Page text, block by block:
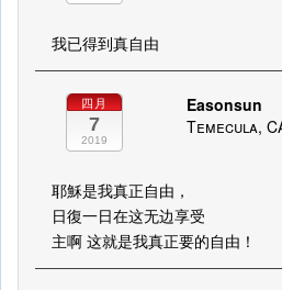
我已得到真自由
四月
7
2019
Easonsun
Temecula,
耶穌是我真正自由，
日復一日在这无边享受
主啊 这就是我真正要的自由！